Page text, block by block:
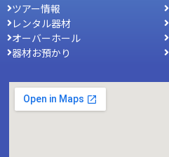
ツアー情報
レンタル器材
オーバーホール
器材お預かり